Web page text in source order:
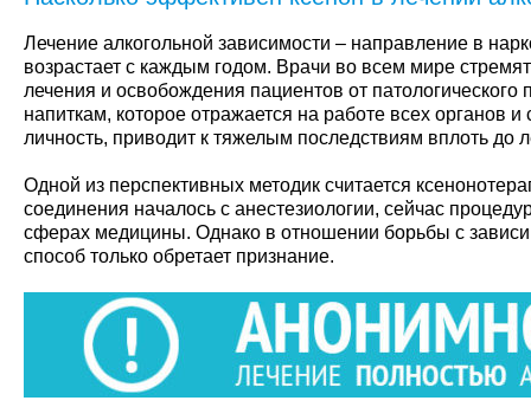
Лечение алкогольной зависимости – направление в
возрастает с каждым годом. Врачи во всем мире
лечения и освобождения пациентов от патологического
напиткам, которое отражается на работе всех органов
личность, приводит к тяжелым последствиям вплоть до
Одной из перспективных методик считается
соединения началось с анестезиологии, сейчас
сферах медицины. Однако в отношении борьбы с
способ только обретает признание.